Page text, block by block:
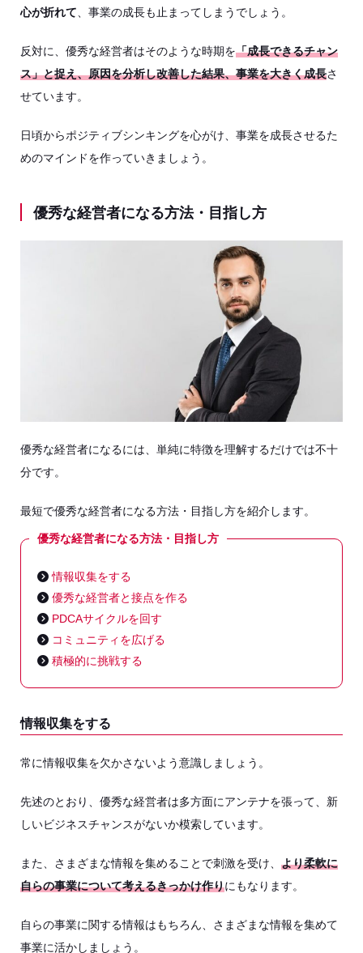
心が折れて 、事業の成長も止まってしまうでしょう。
反対に、優秀な経営者はそのような時期を「成長できるチャン
ス」と捉え、原因を分析し改善した結果、事業を大きく成長さ
せています。
日頃からポジティブシンキングを心がけ、事業を成長させるた
めのマインドを作っていきましょう。
優秀な経営者になる方法・目指し方
優秀な経営者になるには、単純に特徴を理解するだけでは不十
分です。
最短で優秀な経営者になる方法・目指し方を紹介します。
優秀な経営者になる方法・目指し方
情報収集をする
優秀な経営者と接点を作る
PDCAサイクルを回す
コミュニティを広げる
積極的に挑戦する
情報収集をする
常に情報収集を欠かさないよう意識しましょう。
先述のとおり、優秀な経営者は多方面にアンテナを張って、新
しいビジネスチャンスがないか模索しています。
また、さまざまな情報を集めることで刺激を受け、 より柔軟に
自らの事業について考えるきっかけ作りにもなります。
自らの事業に関する情報はもちろん、さまざまな情報を集めて
事業に活かしましょう。